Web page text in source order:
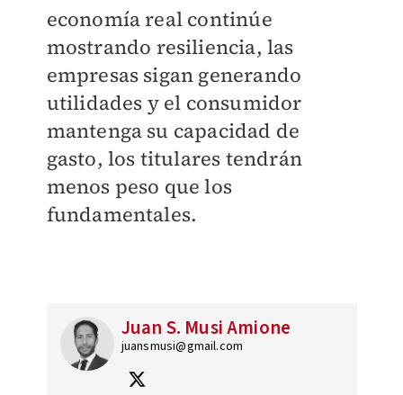
economía real continúe
mostrando resiliencia, las
empresas sigan generando
utilidades y el consumidor
mantenga su capacidad de
gasto, los titulares tendrán
menos peso que los
fundamentales.
Juan S. Musi Amione
juansmusi@gmail.com